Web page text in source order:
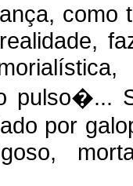
como
pulso�...
por